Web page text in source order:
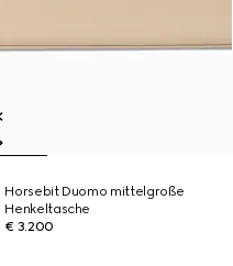
Horsebit Duomo mittelgroße
Henkeltasche
€ 3.200